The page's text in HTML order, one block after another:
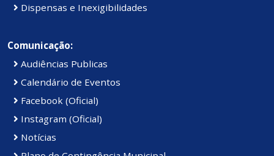
Dispensas e Inexigibilidades
Comunicação:
Audiências Publicas
Calendário de Eventos
Facebook (Oficial)
Instagram (Oficial)
Notícias